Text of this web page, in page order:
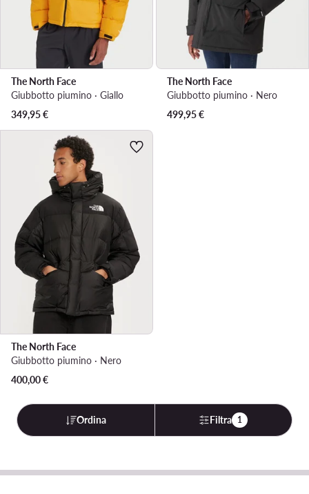
The North Face
Giubbotto piumino · Giallo
349,95€
The North Face
Giubbotto piumino · Nero
499,95€
The North Face
Giubbotto piumino · Nero
400,00€
Ordina Filtra 1